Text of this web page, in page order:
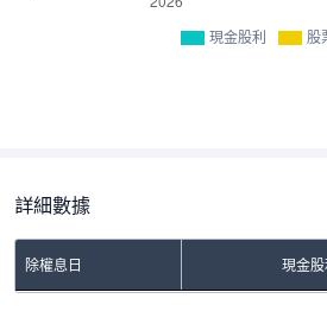
現金股利 股
詳細數據
除權息日 現金股